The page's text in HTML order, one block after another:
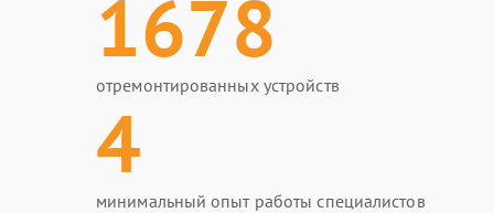
1678
отремонтированных устройств
4
минимальный опыт работы специалистов